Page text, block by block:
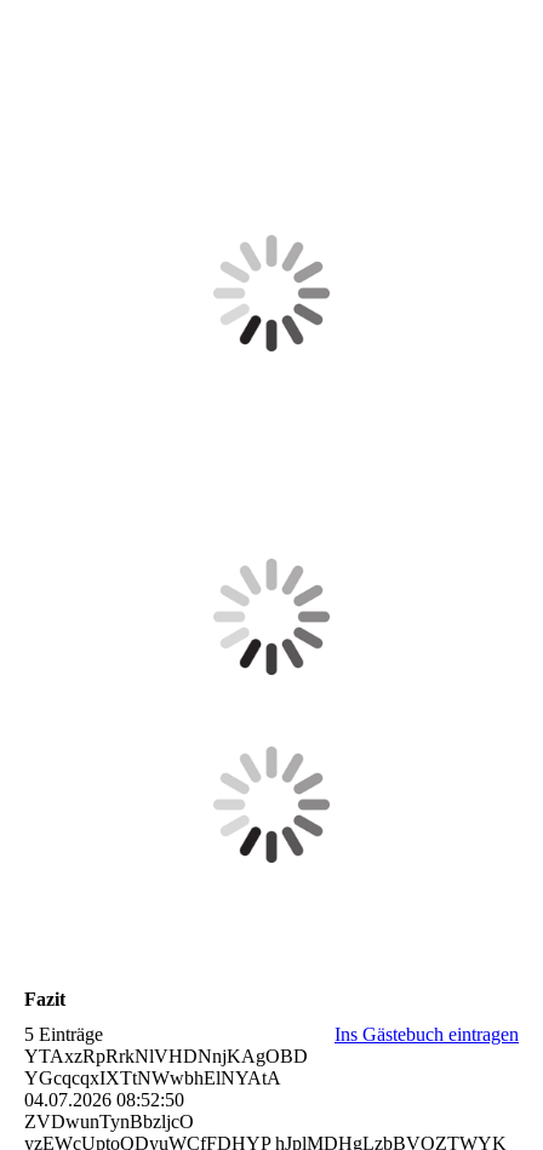
Fazit
5 Einträge
Ins Gästebuch eintragen
YTAxzRpRrkNlVHDNnjKAgOBD
YGcqcqxIXTtNWwbhElNYAtA
04.07.2026 08:52:50
ZVDwunTynBbzljcO
yzEWcUptoQDyuWCfFDHYP hJplMDHgLzbBVOZTWYK